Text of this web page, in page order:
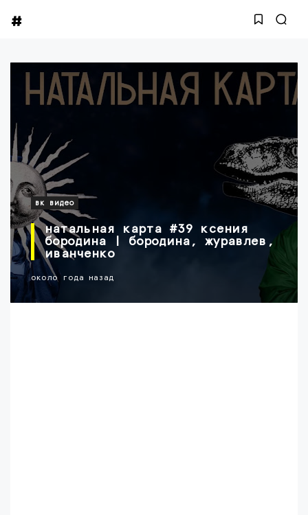
вк видео
натальная карта #39 ксения
бородина | бородина, журавлев,
иванченко
около года назад